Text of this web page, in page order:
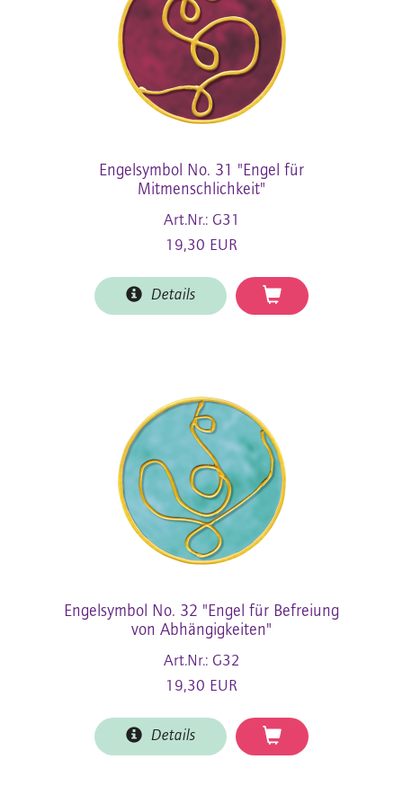
Engelsymbol No. 31 "Engel für
Mitmenschlichkeit"
Art.Nr.: G31
19,30 EUR
Details
Engelsymbol No. 32 "Engel für Befreiung
von Abhängigkeiten"
Art.Nr.: G32
19,30 EUR
Details